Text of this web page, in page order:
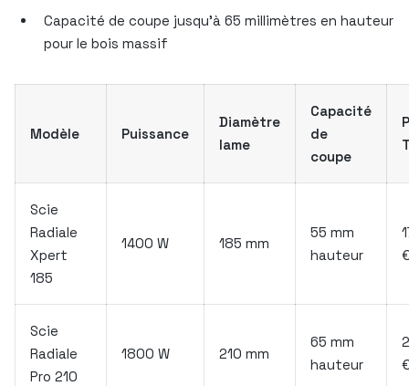
Capacité de coupe jusqu’à 65 millimètres en hauteur
pour le bois massif
Modèle Puissance
Diamètre
lame
Capacité
de
coupe
Scie
Radiale
Xpert
185
1400 W 185 mm
55 mm
hauteur
Scie
Radiale
Pro 210
1800 W 210 mm
65 mm
hauteur